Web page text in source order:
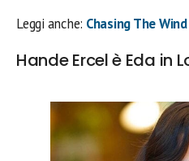
Leggi anche: Chasing The
Hande Ercel è Eda in